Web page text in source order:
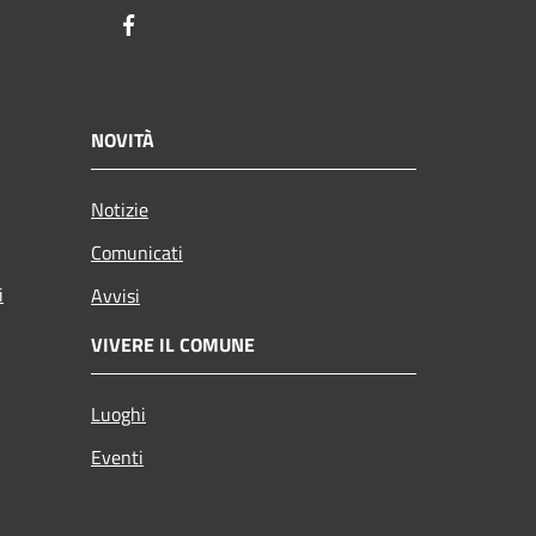
NOVITÀ
Notizie
Comunicati
Avvisi
VIVERE IL COMUNE
Luoghi
Eventi